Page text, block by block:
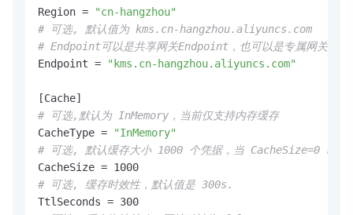
Region =
"cn-hangzhou"
# 可选, 默认值为 kms.cn-hangzhou.aliyuncs.com
# Endpoint可以是共享网关Endpoint，也可以是专属网关
Endpoint =
"kms.cn-hangzhou.aliyuncs.com"
# 可选,默认为 InMemory，当前仅支持内存缓存
CacheType =
"InMemory"
# 可选, 默认缓存大小 1000 个凭据，当 CacheSize=0 时，不
# 可选, 缓存时效性，默认值是 300s.